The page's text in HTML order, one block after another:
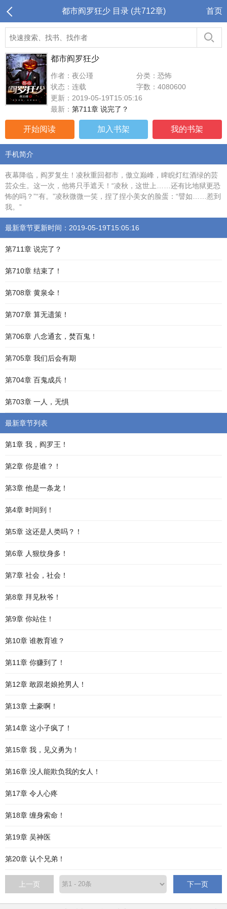
都市阎罗狂少 目录 (共712章) 首页
都市阎罗狂少
作者：夜公瑾
分类：恐怖
状态：连载
字数：4080600
更新：2019-05-19T15:05:16
最新： 第711章 说完了？
开始阅读 加入书架 我的书架
手机简介
夜幕降临，阎罗复生！凌秋重回都市，傲立巅峰，睥睨灯红酒绿的芸
芸众生。这一次，他将只手遮天！“凌秋，这世上……还有比地狱更恐
怖的吗？”“有。”凌秋微微一笑，捏了捏小美女的脸蛋：“譬如……惹到
我。”
最新章节更新时间：2019-05-19T15:05:16
第711章 说完了？
第710章 结束了！
第708章 黄泉伞！
第707章 算无遗策！
第706章 八念通玄，焚百鬼！
第705章 我们后会有期
第704章 百鬼成兵！
第703章 一人，无惧
最新章节列表
第1章 我，阎罗王！
第2章 你是谁？！
第3章 他是一条龙！
第4章 时间到！
第5章 这还是人类吗？！
第6章 人狠纹身多！
第7章 社会，社会！
第8章 拜见秋爷！
第9章 你站住！
第10章 谁教育谁？
第11章 你赚到了！
第12章 敢跟老娘抢男人！
第13章 土豪啊！
第14章 这小子疯了！
第15章 我，见义勇为！
第16章 没人能欺负我的女人！
第17章 令人心疼
第18章 缠身索命！
第19章 吴神医
第20章 认个兄弟！
上一页 下一页